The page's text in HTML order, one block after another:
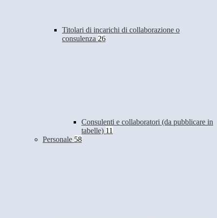
Titolari di incarichi di collaborazione o
consulenza 26
Consulenti e collaboratori (da pubblicare in
tabelle) 11
Personale 58